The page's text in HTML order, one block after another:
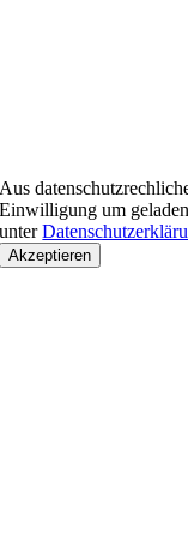
Aus
Einwilligung um
unter
Akzeptieren